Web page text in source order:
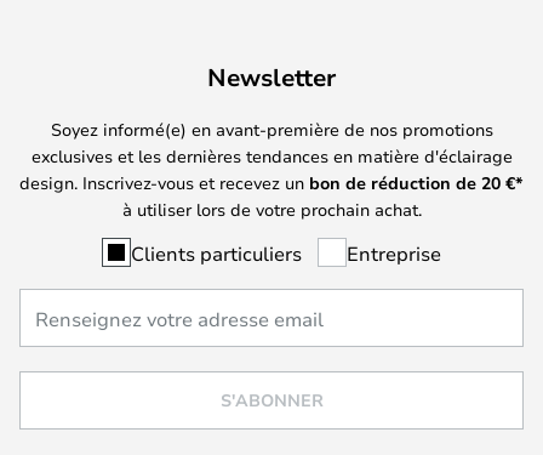
Newsletter
Soyez informé(e) en avant-première de nos promotions
exclusives et les dernières tendances en matière d'éclairage
design. Inscrivez-vous et recevez un bon de réduction de 20 €*
à utiliser lors de votre prochain achat.
Clients particuliers Entreprise
S'ABONNER